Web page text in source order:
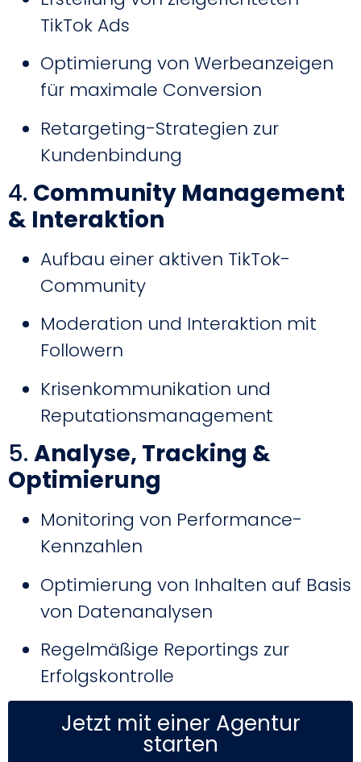
TikTok Ads
Optimierung von Werbeanzeigen
für maximale Conversion
Retargeting-Strategien zur
Kundenbindung
4. Community Management
& Interaktion
Aufbau einer aktiven TikTok-
Community
Moderation und Interaktion mit
Followern
Krisenkommunikation und
Reputationsmanagement
5. Analyse, Tracking &
Optimierung
Monitoring von Performance-
Kennzahlen
Optimierung von Inhalten auf Basis
von Datenanalysen
Regelmäßige Reportings zur
Erfolgskontrolle
Jetzt mit einer Agentur
starten